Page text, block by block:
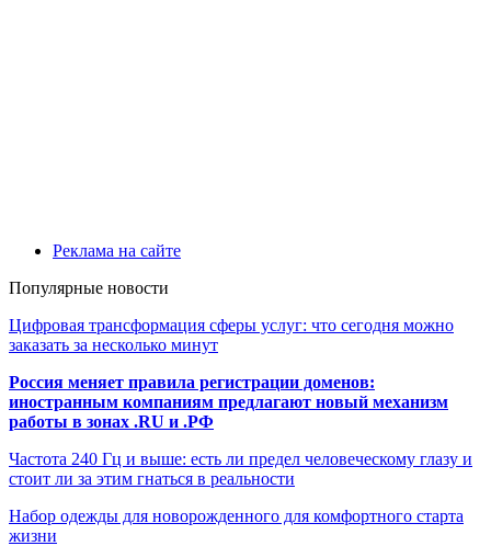
Реклама на сайте
Популярные новости
Цифровая трансформация сферы услуг: что сегодня можно
заказать за несколько минут
Россия меняет правила регистрации доменов:
иностранным компаниям предлагают новый механизм
работы в зонах .RU и .РФ
Частота 240 Гц и выше: есть ли предел человеческому глазу и
стоит ли за этим гнаться в реальности
Набор одежды для новорожденного для комфортного старта
жизни